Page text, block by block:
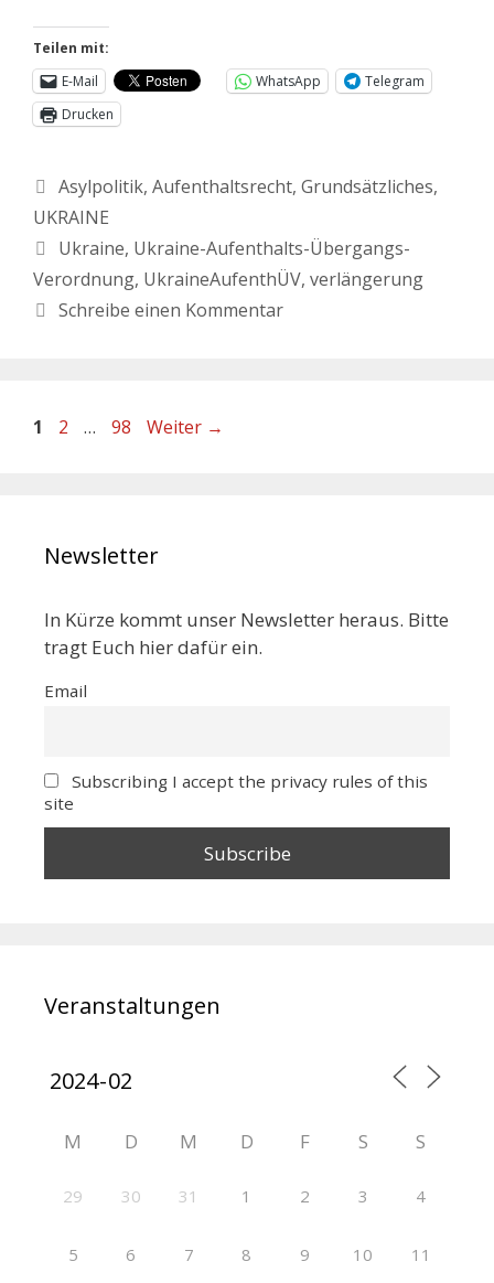
Teilen mit:
E-Mail
WhatsApp
Telegram
Drucken
Asylpolitik, Aufenthaltsrecht, Grundsätzliches,
UKRAINE
Ukraine, Ukraine-Aufenthalts-Übergangs-
Verordnung, UkraineAufenthÜV, verlängerung
Schreibe einen Kommentar
1 2 … 98 Weiter →
Newsletter
In Kürze kommt unser Newsletter heraus. Bitte
tragt Euch hier dafür ein.
Email
Subscribing I accept the privacy rules of this
site
Veranstaltungen
M D M D F S S
29 30 31 1 2 3 4
5 6 7 8 9 10 11